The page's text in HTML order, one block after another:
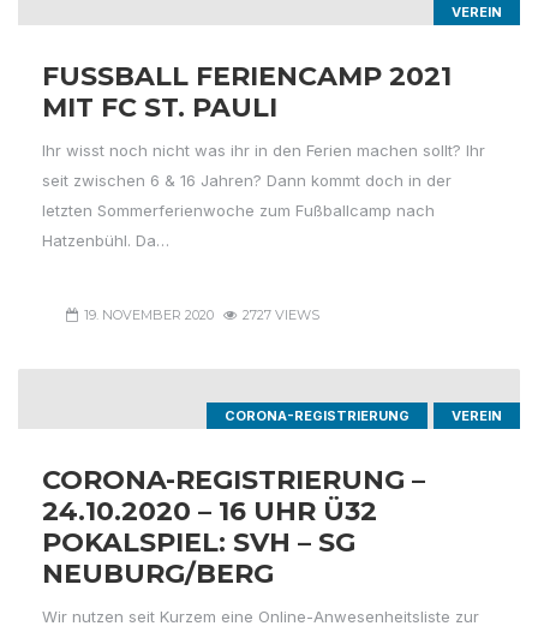
VEREIN
FUSSBALL FERIENCAMP 2021 M
IT FC ST. PAULI
Ihr wisst noch nicht was ihr in den Ferien machen sollt? Ihr
seit zwischen 6 & 16 Jahren? Dann kommt doch in der
letzten Sommerferienwoche zum Fußballcamp nach
Hatzenbühl. Da…
19. NOVEMBER 2020 2727 VIEWS
CORONA-REGISTRIERUNG VEREIN
CORONA-REGISTRIERUNG –
24.10.2020 – 16 UHR Ü32
POKALSPIEL: SVH – SG
NEUBURG/BERG
Wir nutzen seit Kurzem eine Online-Anwesenheitsliste zur